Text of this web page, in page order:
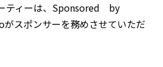
ティーは、Sponsored by
スポンサーを務めさせていただ